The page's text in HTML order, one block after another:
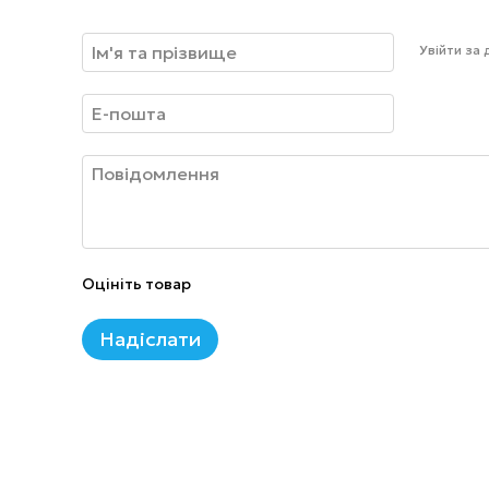
Увійти
Оцініть товар
Надіслати